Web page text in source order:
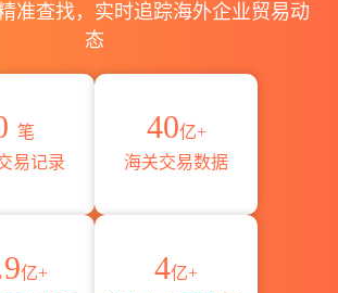
准查找，实时追踪海外企业贸易动
态
笔
易记录
40亿+
海关交易数据
亿+
4亿+